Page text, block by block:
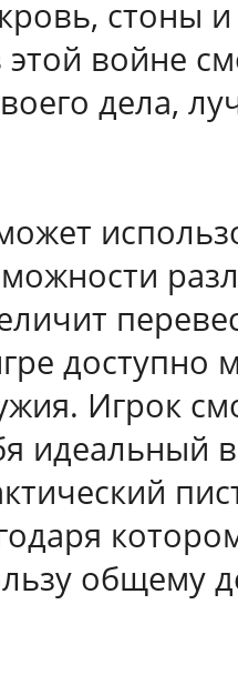
стоны
войне
дела,
доступно
Игрок
идеальный
общему